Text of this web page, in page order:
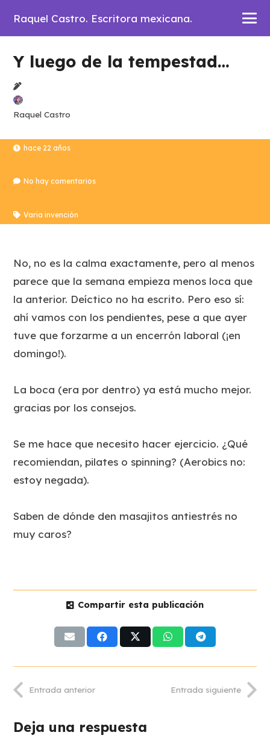
Raquel Castro. Escritora mexicana.
Y luego de la tempestad…
Raquel Castro
hace 22 años
No hay comentarios
Varia invención
No, no es la calma exactamente, pero al menos
parece que la semana empieza menos loca que
la anterior. Deíctico no ha escrito. Pero eso sí:
ahí vamos con los pendientes, pese a que ayer
tuve que forzarme a un encerrón laboral (¡en
domingo!).
La boca (era por dentro) ya está mucho mejor.
gracias por los consejos.
Se me hace que necesito hacer ejercicio. ¿Qué
recomiendan, pilates o spinning? (Aerobics no:
estoy negada).
Saben de dónde den masajitos antiestrés no
muy caros?
Compartir esta publicación
Entrada anterior Entrada siguiente
Deja una respuesta